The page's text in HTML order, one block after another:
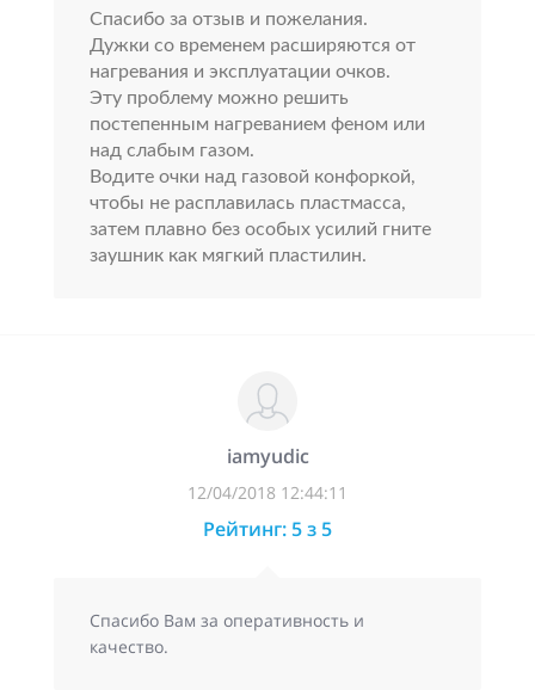
Спасибо за отзыв и пожелания.
Дужки со временем расширяются от
нагревания и эксплуатации очков.
Эту проблему можно решить
постепенным нагреванием феном или
над слабым газом.
Водите очки над газовой конфоркой,
чтобы не расплавилась пластмасса,
затем плавно без особых усилий гните
заушник как мягкий пластилин.
iamyudic
12/04/2018 12:44:11
Рейтинг: 5 з 5
Спасибо Вам за оперативность и
качество.